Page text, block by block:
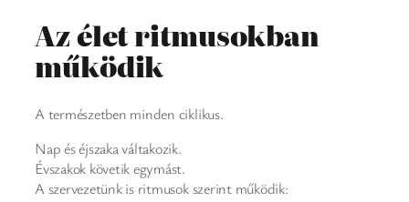
Az élet ritmusokban
működik
A természetben minden ciklikus.
Nap és éjszaka váltakozik.
Évszakok követik egymást.
A szervezetünk is ritmusok szerint működik: